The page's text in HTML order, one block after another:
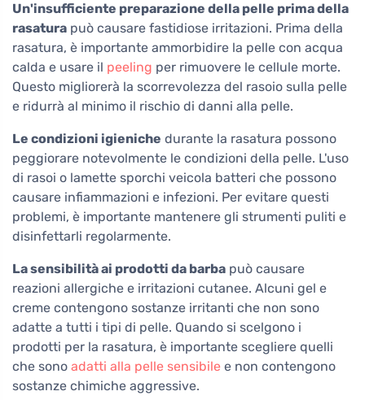
Un'insufficiente preparazione della pelle prima della
rasatura può causare fastidiose irritazioni. Prima della
rasatura, è importante ammorbidire la pelle con acqua
calda e usare il peeling per rimuovere le cellule morte.
Questo migliorerà la scorrevolezza del rasoio sulla pelle
e ridurrà al minimo il rischio di danni alla pelle.
Le condizioni igieniche durante la rasatura possono
peggiorare notevolmente le condizioni della pelle. L'uso
di rasoi o lamette sporchi veicola batteri che possono
causare infiammazioni e infezioni. Per evitare questi
problemi, è importante mantenere gli strumenti puliti e
disinfettarli regolarmente.
La sensibilità ai prodotti da barba può causare
reazioni allergiche e irritazioni cutanee. Alcuni gel e
creme contengono sostanze irritanti che non sono
adatte a tutti i tipi di pelle. Quando si scelgono i
prodotti per la rasatura, è importante scegliere quelli
che sono adatti alla pelle sensibile e non contengono
sostanze chimiche aggressive.